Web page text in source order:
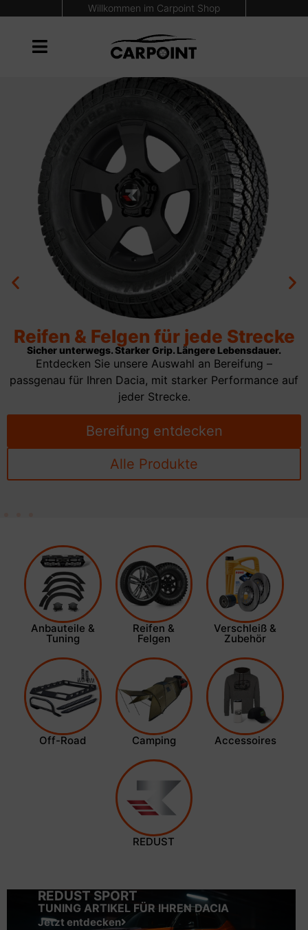
Willkommen im Carpoint Shop
Reifen & Felgen für jede Strecke
Sicher unterwegs. Starker Grip. Längere Lebensdauer.
Entdecken Sie unsere Auswahl an Bereifung –
passgenau für Ihren Dacia, mit starker Performance auf
jeder Strecke.
Bereifung entdecken
Alle Produkte
Anbauteile &
Tuning
Reifen &
Felgen
Verschleiß &
Zubehör
Off-Road Camping Accessoires
REDUST
REDUST SPORT
TUNING ARTIKEL FÜR IHREN DACIA
Jetzt entdecken